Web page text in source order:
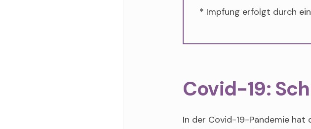
* Impfung erfolgt durch
Covid-19:
In der Covid-19-Pandemie hat